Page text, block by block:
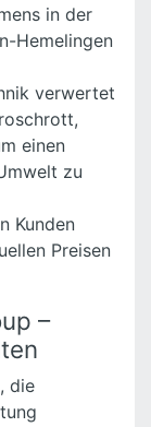
in der
Hemelingen
verwertet
einen
zu
Kunden
Preisen
–
die